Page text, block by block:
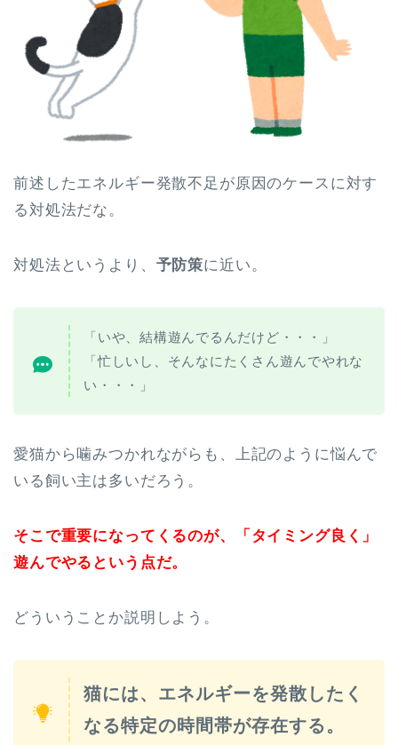
前述したエネルギー発散不足が原因のケースに対す
る対処法だな。
対処法というより、 予防策に近い。
「いや、結構遊んでるんだけど・・・」
「忙しいし、そんなにたくさん遊んでやれな
い・・・」
愛猫から噛みつかれながらも、上記のように悩んで
いる飼い主は多いだろう。
そこで重要になってくるのが、「タイミング良く」
遊んでやるという点だ。
どういうことか説明しよう。
猫には、エネルギーを発散したく
なる特定の時間帯が存在する。